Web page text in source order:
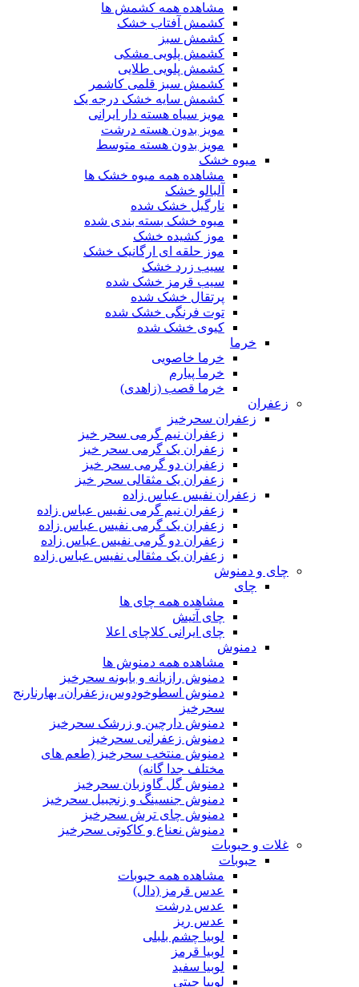
مشاهده همه کشمش ها
کشمش آفتاب خشک
کشمش سبز
کشمش پلویی مشکی
کشمش پلویی طلایی
کشمش سبز قلمی کاشمر
کشمش سایه خشک درجه یک
مویز سیاه هسته دار ایرانی
مویز بدون هسته درشت
مویز بدون هسته متوسط
میوه خشک
مشاهده همه میوه خشک ها
آلبالو خشک
نارگیل خشک شده
میوه خشک بسته بندی شده
موز کشیده خشک
موز حلقه ای ارگانیک خشک
سیب زرد خشک
سیب قرمز خشک شده
پرتقال خشک شده
توت فرنگی خشک شده
کیوی خشک شده
خرما
خرما خاصویی
خرما پیارم
خرما قصب (زاهدی)
زعفران
زعفران سحرخیز
زعفران نیم گرمی سحر خیز
زعفران یک گرمی سحر خیز
زعفران دو گرمی سحر خیز
زعفران یک مثقالی سحر خیز
زعفران نفیس عباس زاده
زعفران نیم گرمی نفیس عباس زاده
زعفران یک گرمی نفیس عباس زاده
زعفران دو گرمی نفیس عباس زاده
زعفران یک مثقالی نفیس عباس زاده
چای و دمنوش
چای
مشاهده همه چای ها
چای آتیش
چای ایرانی کلاچای اعلا
دمنوش
مشاهده همه دمنوش ها
دمنوش رازیانه و بابونه سحرخیز
دمنوش اسطوخودوس،زعفران، بهارنارنج
سحرخیز
دمنوش دارچین و زرشک سحرخیز
دمنوش زعفرانی سحرخیز
دمنوش منتخب سحرخیز (طعم های
مختلف جدا گانه)
دمنوش گل گاوزبان سحرخیز
دمنوش جنسینگ و زنجبیل سحرخیز
دمنوش چای ترش سحرخیز
دمنوش نعناع و کاکوتی سحرخیز
غلات و حبوبات
حبوبات
مشاهده همه حبوبات
عدس قرمز (دال)
عدس درشت
عدس ریز
لوبیا چشم بلبلی
لوبیا قرمز
لوبیا سفید
لوبیا چیتی